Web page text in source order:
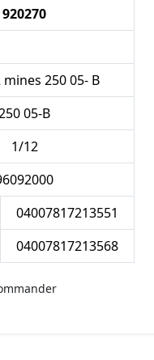
920270
mines 250 05- B
05-B
1/12
04007817213551
04007817213568